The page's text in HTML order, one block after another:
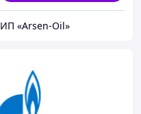
ИП «Arsen-Oil»